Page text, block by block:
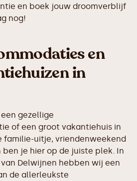
en boek jouw droomverblijf
nog!
en
in
gezellige
of een groot vakantiehuis in
familie-uitje, vriendenweekend
je hier op de juiste plek. In
Delwijnen hebben wij een
de allerleukste